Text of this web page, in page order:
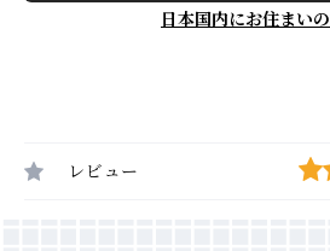
日本国内にお住まい
レビュー